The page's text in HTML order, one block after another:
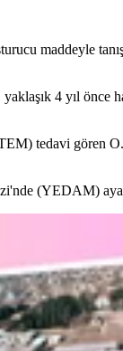
maddeyle
4 yıl önce
tedavi gören
(YEDAM)